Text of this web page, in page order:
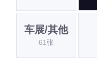
车展/其他
61张